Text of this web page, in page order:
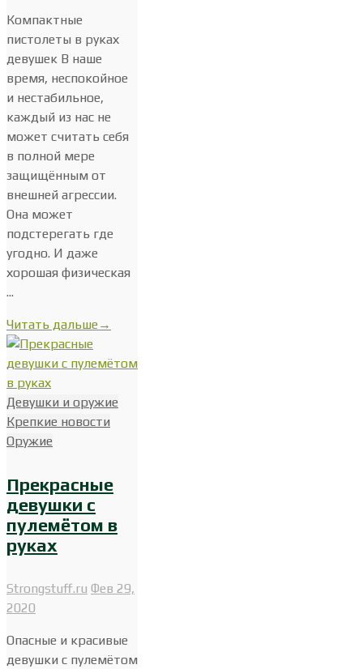
Компактные
пистолеты в руках
девушек В наше
время, неспокойное
и нестабильное,
каждый из нас не
может считать себя
в полной мере
защищённым от
внешней агрессии.
Она может
подстерегать где
угодно. И даже
хорошая физическая
...
Читать дальше→
Девушки и оружие
Крепкие новости
Оружие
Прекрасные
девушки с
пулемётом в
руках
Strongstuff.ru Фев 29,
2020
Опасные и красивые
девушки с пулемётом